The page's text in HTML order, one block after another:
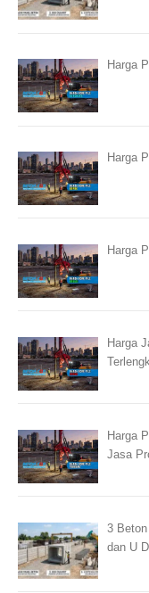
Harga
Harga
Harga
Harga
Harga
Jasa
3
dan U